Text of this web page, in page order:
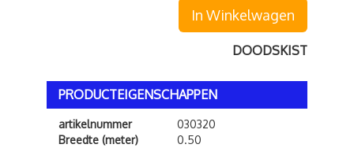
In Winkelwagen
DOODSKIST
PRODUCTEIGENSCHAPPEN
artikelnummer
030320
Breedte (meter)
0.50